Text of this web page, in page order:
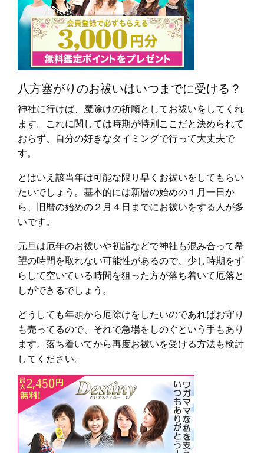
八方塞がりのお祓いはいつまでに受ける？
神社に行けば、魔除けの祈願としてお祓いをしてくれ
ます。これに関しては時期が特別ここだと決められて
おらず、自分の好きなタイミングで行って大丈夫で
す。
とはいえ該当年は可能な限り早くお祓いをしてもらい
たいでしょう。基本的には新暦の始めの１月一日か
ら、旧暦の始めの２月４日までにお祓いをする人が多
いです。
元旦は厄年のお祓いや初詣などで神社も混み合って希
望の時間を取れない可能性があるので、少し時期をず
らして空いている時間を狙った方が落ち着いて厄落と
しができるでしょう。
どうしても年頭から厄除けをしたいのであればお守り
も売ってるので、それで急場をしのぐという手もあり
ます。落ち着いてから再度お祓いを受ける方法も検討
してください。